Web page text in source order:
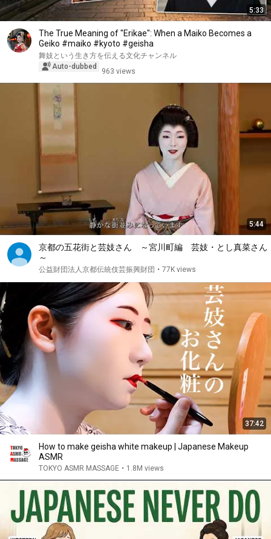
5:33
The True Meaning of "Erikae": When a Maiko Becomes a
Geiko #maiko #kyoto #geisha
舞妓という生き方を伝える文化チャンネル
Auto-dubbed
963 views
5:44
京都の五花街と芸妓さん ～宮川町編 芸妓・とし真菜さん
～
公益財団法人京都伝統伎芸振興財団 • 77K views
37:42
How to make geisha white makeup | Japanese Makeup
ASMR
TOKYO ASMR MASSAGE • 1.8M views